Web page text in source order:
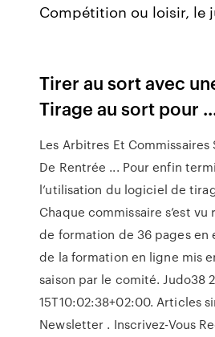
Compétition ou loisir, le
Tirer au sort avec
Tirage au sort pour
Les Arbitres Et
De Rentrée ... Pour enfin
l’utilisation du logiciel de
Chaque commissaire s’est
de formation de 36 pages en
de la formation en ligne mis
saison par le comité. Judo38
15T10:02:38+02:00. Articles
Newsletter . Inscrivez-Vous